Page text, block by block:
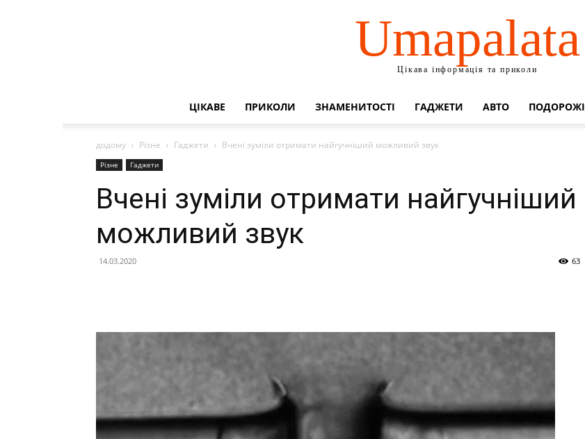
Umapalata
Цікава інформація та приколи
ЦІКАВЕ ПРИКОЛИ ЗНАМЕНИТОСТІ ГАДЖЕТИ АВТО ПОДОРОЖІ
додому Різне Гаджети Вчені зуміли отримати найгучніший можливий звук
Різне Гаджети
Вчені зуміли отримати найгучніший
можливий звук
14.03.2020 63